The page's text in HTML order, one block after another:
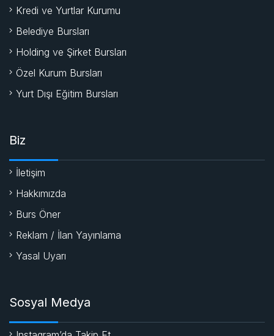
Kredi ve Yurtlar Kurumu
Belediye Bursları
Holding ve Şirket Bursları
Özel Kurum Bursları
Yurt Dışı Eğitim Bursları
Biz
İletişim
Hakkımızda
Burs Öner
Reklam / İlan Yayınlama
Yasal Uyarı
Sosyal Medya